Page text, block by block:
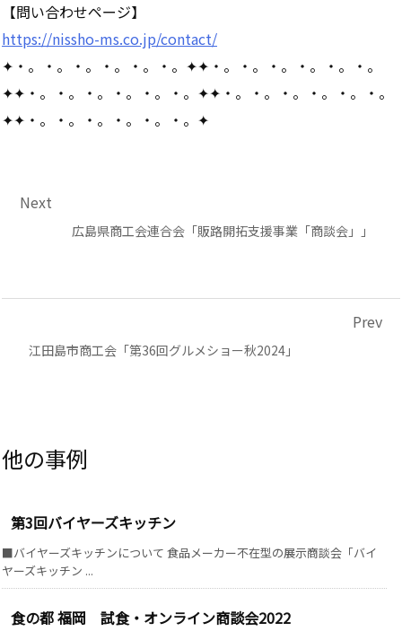
【問い合わせページ】
https://nissho-ms.co.jp/contact/
✦・。・。・。・。・。・。✦✦・。・。・。・。・。・。
✦✦・。・。・。・。・。・。✦✦・。・。・。・。・。・。
✦✦・。・。・。・。・。・。✦
広島県商工会連合会「販路開拓支援事業「商談会」」
Next
江田島市商工会「第36回グルメショー秋2024」
Prev
第3回バイヤーズキッチン
■バイヤーズキッチンについて 食品メーカー不在型の展示商談会「バイ
ヤーズキッチン ...
食の都 福岡 試食・オンライン商談会2022